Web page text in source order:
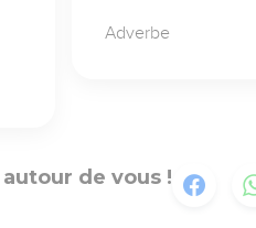
Adverbe
de vous !